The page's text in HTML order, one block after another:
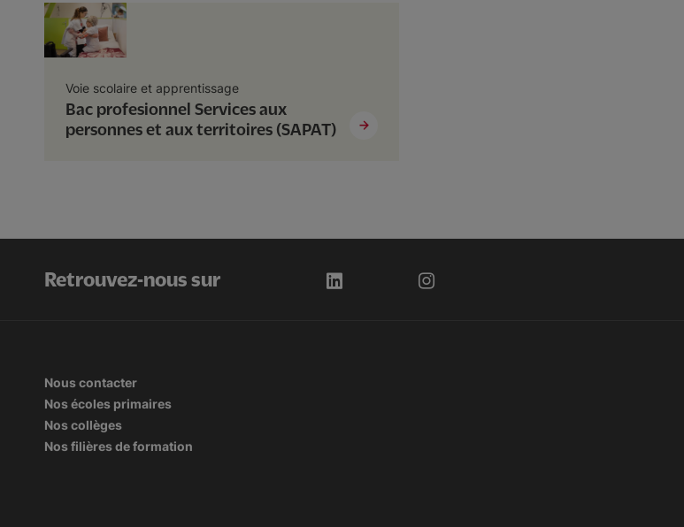
Voie scolaire et apprentissage
Bac profesionnel Services aux
personnes et aux territoires (SAPAT)
Retrouvez-nous sur
Nous contacter
Nos écoles primaires
Nos collèges
Nos filières de formation